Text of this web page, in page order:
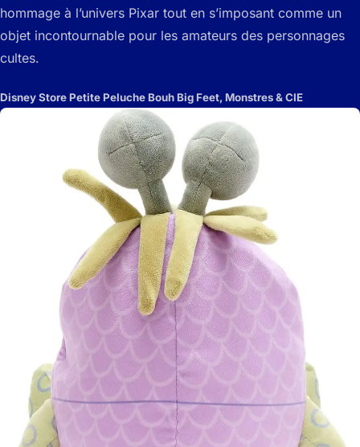
hommage à l’univers Pixar tout en s’imposant comme un
objet incontournable pour les amateurs des personnages
cultes.
Disney Store Petite Peluche Bouh Big Feet, Monstres & CIE